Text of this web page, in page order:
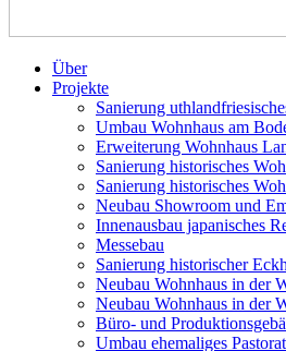
Über
Projekte
Sanierung
Umbau Wohnhaus am
Erweiterung Wohnhaus
Sanierung historisches
Sanierung historisches
Neubau Showroom und
Innenausbau japanisches
Messebau
Sanierung historischer
Neubau Wohnhaus in der
Neubau Wohnhaus in der
Büro- und
Umbau ehemaliges